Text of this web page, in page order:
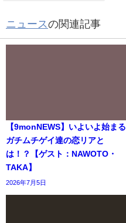
ニュースの関連記事
【9monNEWS】いよいよ始まる
ガチムチゲイ達の恋リアと
は！？【ゲスト：NAWOTO・
TAKA】
2026年7月5日